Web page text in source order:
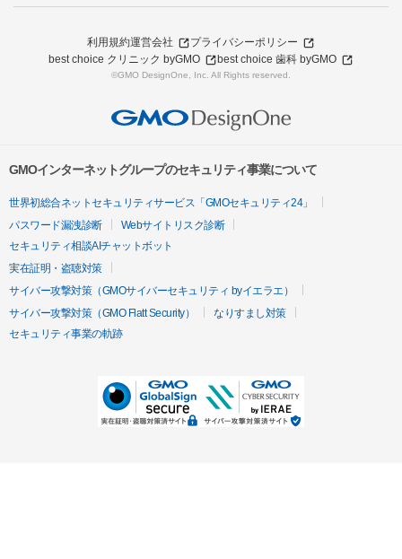
利用規約運営会社
プライバシーポリシー
best choice クリニック byGMO
best choice 歯科 byGMO
©GMO DesignOne, Inc. All Rights reserved.
GMOインターネットグループのセキュリティ事業について
世界初総合ネットセキュリティサービス「GMOセキュリティ24」
パスワード漏洩診断
Webサイトリスク診断
セキュリティ相談AIチャットボット
実在証明・盗聴対策
サイバー攻撃対策（GMOサイバーセキュリティ byイエラエ）
サイバー攻撃対策（GMO Flatt Security）
なりすまし対策
セキュリティ事業の軌跡